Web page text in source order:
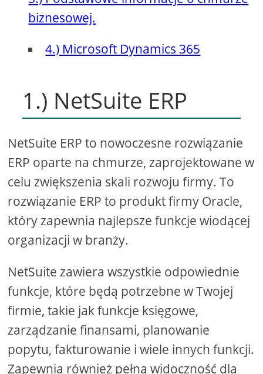
biznesowej.
4.) Microsoft Dynamics 365
1.) NetSuite ERP
NetSuite ERP to nowoczesne rozwiązanie
ERP oparte na chmurze, zaprojektowane w
celu zwiększenia skali rozwoju firmy. To
rozwiązanie ERP to produkt firmy Oracle,
który zapewnia najlepsze funkcje wiodącej
organizacji w branży.
NetSuite zawiera wszystkie odpowiednie
funkcje, które będą potrzebne w Twojej
firmie, takie jak funkcje księgowe,
zarządzanie finansami, planowanie
popytu, fakturowanie i wiele innych funkcji.
Zapewnia również pełną widoczność dla